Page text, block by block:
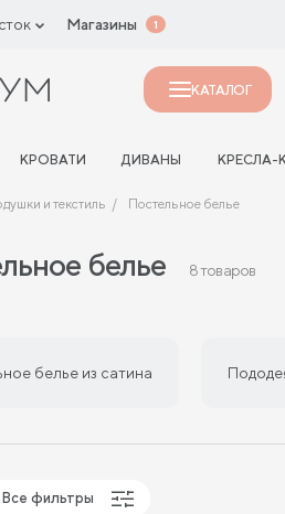
Магазины 1
КАТАЛОГ
КРОВАТИ ДИВАНЫ КРЕСЛА-
и текстиль Постельное белье
белье 8 товаров
белье из сатина
Все фильтры